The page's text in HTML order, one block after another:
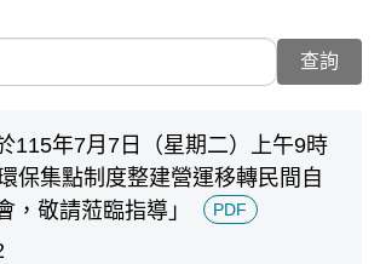
115年7月7日（星期二）上午9時
保集點制度整建營運移轉民間自
，敬請蒞臨指導」
PDF